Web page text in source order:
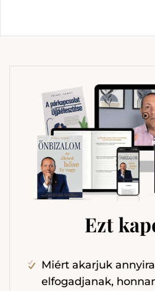
Ezt
Miért akarjuk
elfogadjanak,